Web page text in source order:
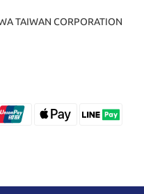
TAIWAN CORPORATION